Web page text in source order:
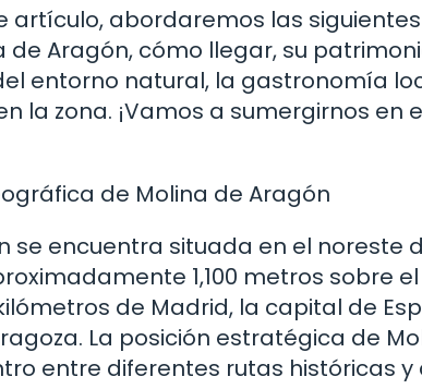
artículo, abordaremos las
de Aragón, cómo llegar, su
entorno natural, la gastronomía
la zona. ¡Vamos a sumergirnos
de Molina de Aragón
se encuentra situada en el noreste
1,100 metros sobre
de Madrid, la capital de
La posición estratégica de
entre diferentes rutas históricas y